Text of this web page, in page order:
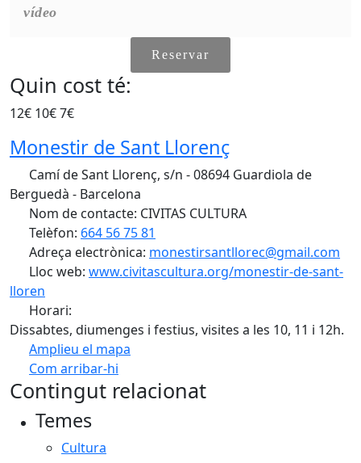
vídeo
Reservar
Quin cost té:
12€ 10€ 7€
Monestir de Sant Llorenç
Camí de Sant Llorenç, s/n - 08694 Guardiola de
Berguedà - Barcelona
Nom de contacte: CIVITAS CULTURA
Telèfon: 664 56 75 81
Adreça electrònica: monestirsantllorec@gmail.com
Lloc web: www.civitascultura.org/monestir-de-sant-
lloren
Horari:
Dissabtes, diumenges i festius, visites a les 10, 11 i 12h.
Amplieu el mapa
Com arribar-hi
+
Contingut relacionat
Temes
Cultura